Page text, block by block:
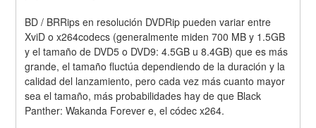
BD / BRRips en resolución DVDRip pueden variar entre
XviD o x264codecs (generalmente miden 700 MB y 1.5GB
y el tamaño de DVD5 o DVD9: 4.5GB u 8.4GB) que es más
grande, el tamaño fluctúa dependiendo de la duración y la
calidad del lanzamiento, pero cada vez más cuanto mayor
sea el tamaño, más probabilidades hay de que Black
Panther: Wakanda Forever e, el códec x264.